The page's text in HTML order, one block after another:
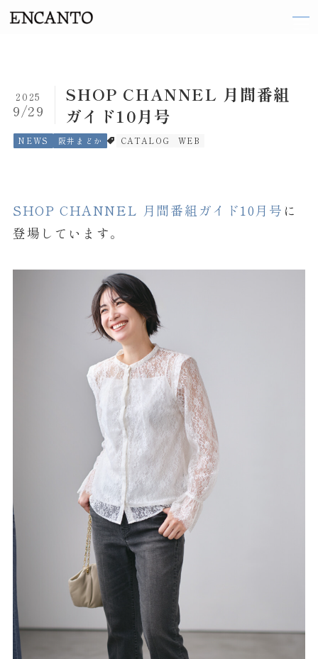
TOP
ARTIST
来島 ななお
阪井 まどか
廣田 恵子
前田 エマ
NEWS
COMPANY
CONTACT
SHOP CHANNEL 月間番組
ガイド10月号
2025
9/29
NEWS 阪井まどか CATALOG WEB
SHOP CHANNEL 月間番組ガイド10月号 に
登場しています。